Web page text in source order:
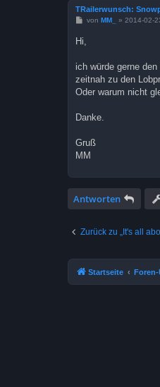
TRailerwunsch:
B
t
a
g
von MM_ » 2014-02-
Hi,
ich würde gerne
zeitnah zu den
Oder warum nicht
Danke.
Gruß
MM
Antworten
Zurück zu „It's all
Startseite